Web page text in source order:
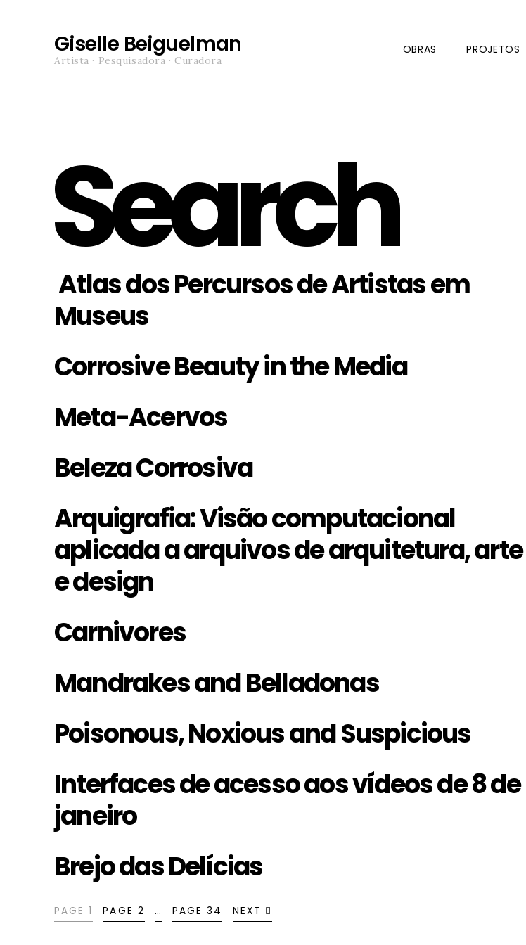
Giselle Beiguelman
Artista · Pesquisadora · Curadora
OBRAS PROJETOS
Search
Atlas dos Percursos de Artistas em
Museus
Corrosive Beauty in the Media
Meta-Acervos
Beleza Corrosiva
Arquigrafia: Visão computacional
aplicada a arquivos de arquitetura, arte
e design
Carnivores
Mandrakes and Belladonas
Poisonous, Noxious and Suspicious
Interfaces de acesso aos vídeos de 8 de
janeiro
Brejo das Delícias
PAGE 1 PAGE 2 … PAGE 34 NEXT